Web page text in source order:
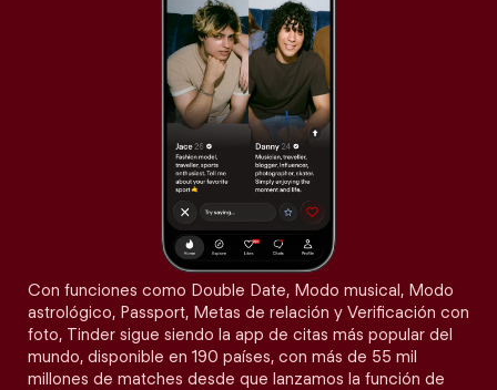
Con funciones como Double Date, Modo musical, Modo
astrológico, Passport, Metas de relación y Verificación con
foto, Tinder sigue siendo la app de citas más popular del
mundo, disponible en 190 países, con más de 55 mil
millones de matches desde que lanzamos la función de